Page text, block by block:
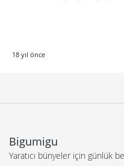
18 yıl önce
Bigumigu
Yaratıcı bünyeler için günlük